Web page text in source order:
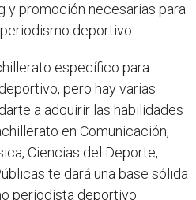
y promoción necesarias para
deportivo.
específico para
pero hay varias
a adquirir las habilidades
en Comunicación,
Ciencias del Deporte,
te dará una base sólida
periodista deportivo.